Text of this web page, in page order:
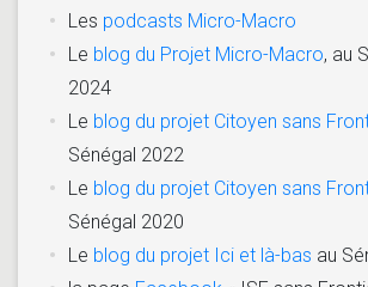
Les podcasts Micro-Macro
Le blog du Projet Micro-Macro, au
2024
Le blog du projet Citoyen sans
Sénégal 2022
Le blog du projet Citoyen sans
Sénégal 2020
Le blog du projet Ici et là-bas au